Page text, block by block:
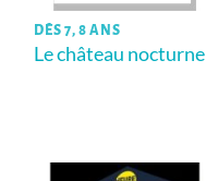
DÈS 7, 8 ANS
Le château nocturne